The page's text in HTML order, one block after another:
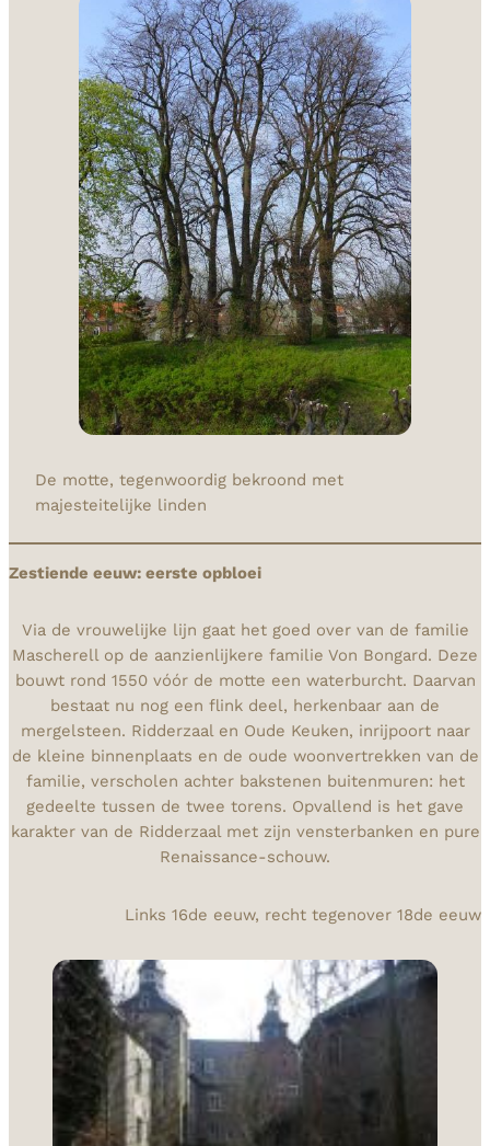
De motte, tegenwoordig bekroond met
majesteitelijke linden
Zestiende eeuw: eerste opbloei
Via de vrouwelijke lijn gaat het goed over van de familie
Mascherell op de aanzienlijkere familie Von Bongard. Deze
bouwt rond 1550 vóór de motte een waterburcht. Daarvan
bestaat nu nog een flink deel, herkenbaar aan de
mergelsteen. Ridderzaal en Oude Keuken, inrijpoort naar
de kleine binnenplaats en de oude woonvertrekken van de
familie, verscholen achter bakstenen buitenmuren: het
gedeelte tussen de twee torens. Opvallend is het gave
karakter van de Ridderzaal met zijn vensterbanken en pure
Renaissance-schouw.
Links 16de eeuw, recht tegenover 18de eeuw